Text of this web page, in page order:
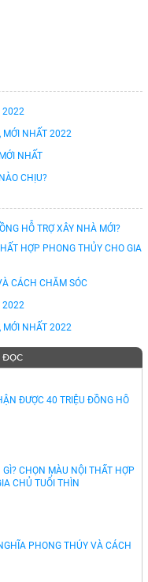
2022
MỚI NHẤT 2022
NHẤT
CHỊU?
HỖ TRỢ XÂY NHÀ MỚI?
HỢP PHONG THỦY CHO GIA
CÁCH CHĂM SÓC
2022
MỚI NHẤT 2022
ĐỌC
ĐƯỢC 40 TRIỆU ĐỒNG HỖ
CHỌN MÀU NỘI THẤT HỢP
CHỦ TUỔI THÌN
PHONG THỦY VÀ CÁCH